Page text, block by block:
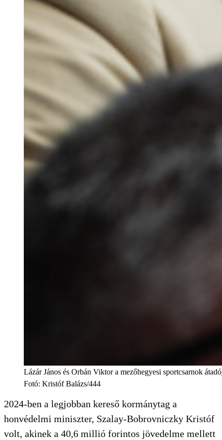
Lázár János és Orbán Viktor a mezőhegyesi sportcsarnok
Fotó: Kristóf Balázs/444
2024-ben a legjobban kereső kormánytag a
honvédelmi miniszter, Szalay-Bobrovniczky Kristóf
volt, akinek a 40,6 millió forintos jövedelme mellett